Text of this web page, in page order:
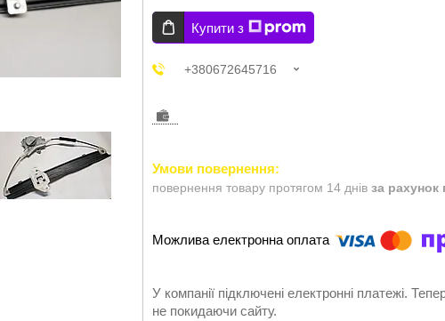
Купити з
+380672645716
повернення товару протягом 14 днів за рахунок
У компанії підключені електронні платежі.
не покидаючи сайту.